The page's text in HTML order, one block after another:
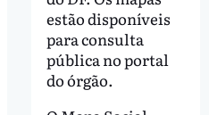
estão disponíveis
para consulta
pública no portal
do órgão.